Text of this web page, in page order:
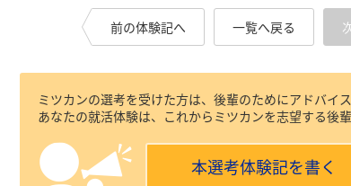
前の体験記へ 一覧へ戻る
ミツカンの選考を受けた方は、後輩のためにアドバイ
あなたの就活体験は、これからミツカンを志望する後
本選考体験記を書く